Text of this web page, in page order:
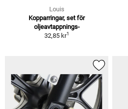
Louis
Kopparringar, set för
oljeavtappnings-
32,85 kr1